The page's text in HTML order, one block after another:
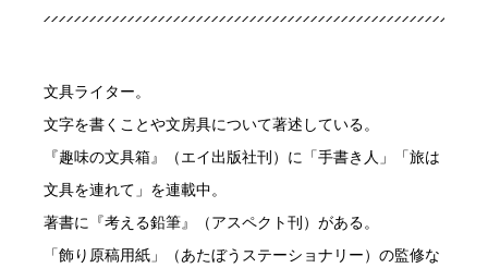
文具ライター。
文字を書くことや文房具について著述している。
『趣味の文具箱』（エイ出版社刊）に「手書き人」「旅は
文具を連れて」を連載中。
著書に『考える鉛筆』（アスペクト刊）がある。
「飾り原稿用紙」（あたぼうステーショナリー）の監修な